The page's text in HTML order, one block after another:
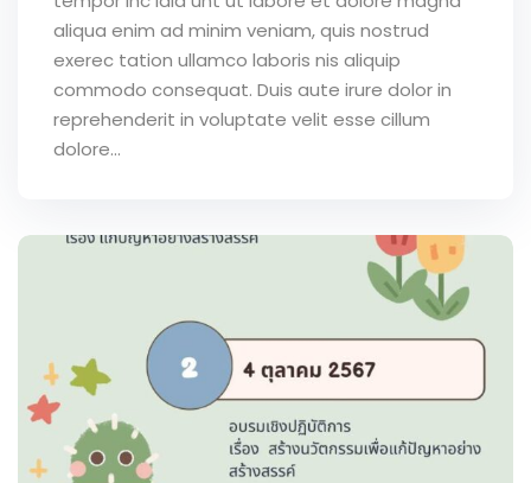
aliqua enim ad minim veniam, quis nostrud
exerec tation ullamco laboris nis aliquip
commodo consequat. Duis aute irure dolor in
reprehenderit in voluptate velit esse cillum
dolore...